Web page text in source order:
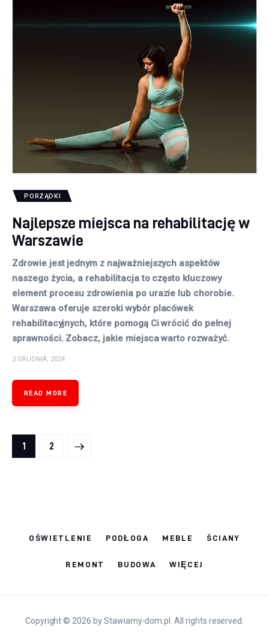
PORZĄDKI
Najlepsze miejsca na rehabilitację w
Warszawie
Zdrowie jest jednym z najważniejszych aspektów
naszego życia, a rehabilitacja to często kluczowy
element procesu zdrowienia po urazie lub chorobie.
Warszawa oferuje szeroki wybór placówek
rehabilitacyjnych, które pomogą Ci wrócić do pełnej
sprawności. Zobacz, jakie miejsca warto rozważyć.
2 GRUDNIA, 2024
READ MORE
Stronicowanie
wpisów
PAGE
1 PAGE
2
OŚWIETLENIE PODŁOGA MEBLE ŚCIANY
REMONT BUDOWA WIĘCEJ
Copyright © 2026 by Stawiamy-dom.pl. All rights reserved.